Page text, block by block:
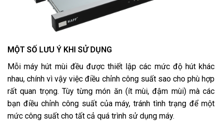
MỘT SỐ LƯU Ý KHI SỬ DỤNG
Mỗi máy hút mùi đều được thiết lập các mức độ hút khác
nhau, chính vì vậy việc điều chỉnh công suất sao cho phù hợp
rất quan trọng. Tùy từng món ăn (ít mùi, đậm mùi) mà các
bạn điều chỉnh công suất của máy, tránh tình trạng để một
mức công suất cho tất cả quá trình sử dụng máy.